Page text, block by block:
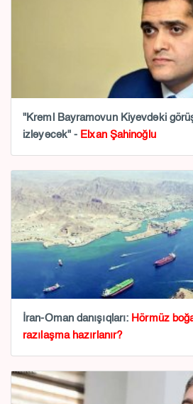
"Kreml Bayramovun Kiyevdəki
izləyəcək" - Elxan Şahinoğlu
İran-Oman danışıqları: Hörmüz
razılaşma hazırlanır?